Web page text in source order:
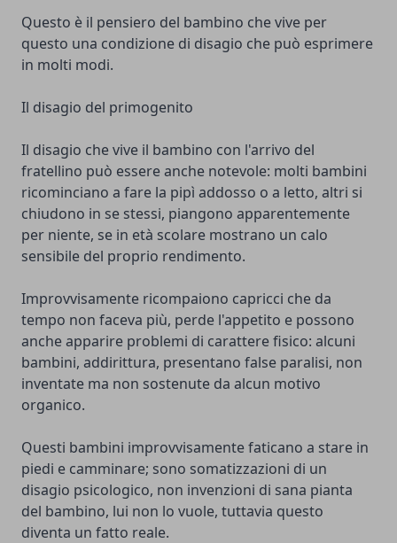
Questo è il pensiero del bambino che vive per
questo una condizione di disagio che può esprimere
in molti modi.
Il disagio del primogenito
Il disagio che vive il bambino con l'arrivo del
fratellino può essere anche notevole: molti bambini
ricominciano a fare la pipì addosso o a letto, altri si
chiudono in se stessi, piangono apparentemente
per niente, se in età scolare mostrano un calo
sensibile del proprio rendimento.
Improvvisamente ricompaiono capricci che da
tempo non faceva più, perde l'appetito e possono
anche apparire problemi di carattere fisico: alcuni
bambini, addirittura, presentano false paralisi, non
inventate ma non sostenute da alcun motivo
organico.
Questi bambini improvvisamente faticano a stare in
piedi e camminare; sono somatizzazioni di un
disagio psicologico, non invenzioni di sana pianta
del bambino, lui non lo vuole, tuttavia questo
diventa un fatto reale.